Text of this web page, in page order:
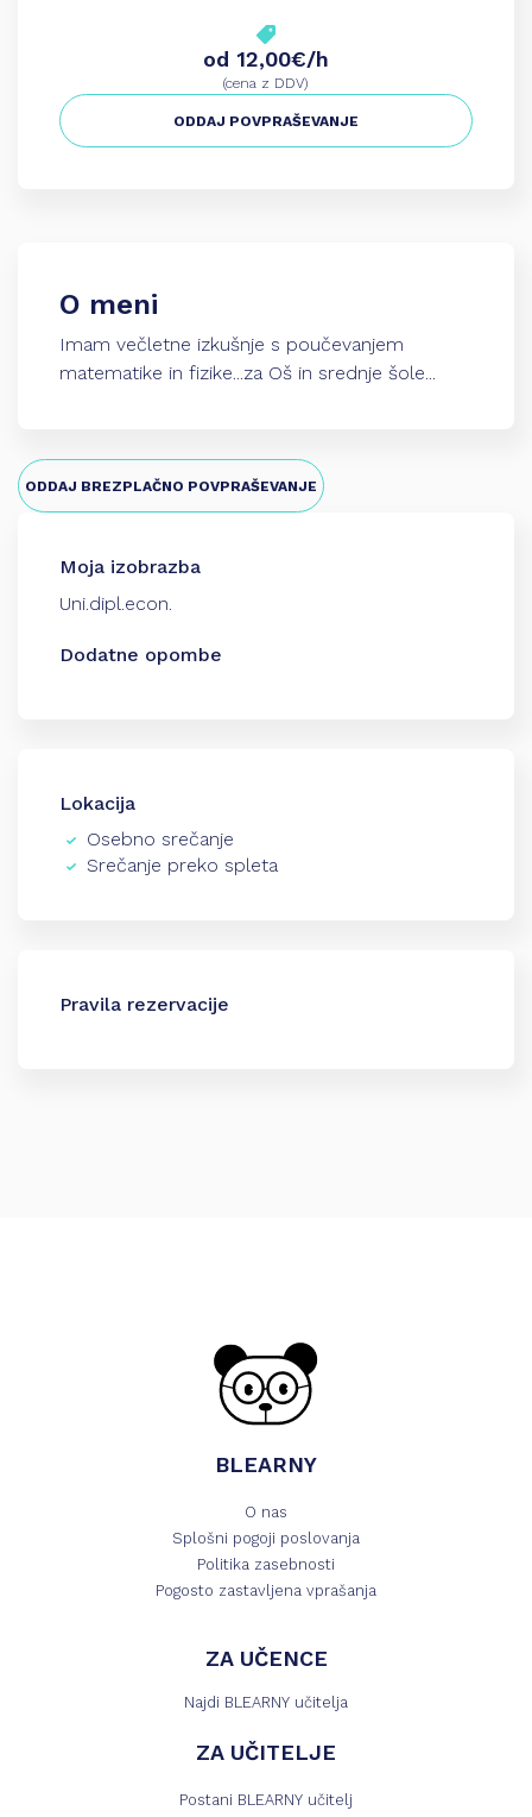
od 12,00€/h
(cena z DDV)
ODDAJ POVPRAŠEVANJE
O meni
Imam večletne izkušnje s poučevanjem
matematike in fizike...za Oš in srednje šole...
ODDAJ BREZPLAČNO POVPRAŠEVANJE
Moja izobrazba
Uni.dipl.econ.
Dodatne opombe
Lokacija
Osebno srečanje
Srečanje preko spleta
Pravila rezervacije
BLEARNY
O nas
Splošni pogoji poslovanja
Politika zasebnosti
Pogosto zastavljena vprašanja
ZA UČENCE
Najdi BLEARNY učitelja
ZA UČITELJE
Postani BLEARNY učitelj